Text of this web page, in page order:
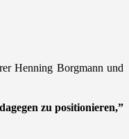
Henning Borgmann und
zu positionieren,”